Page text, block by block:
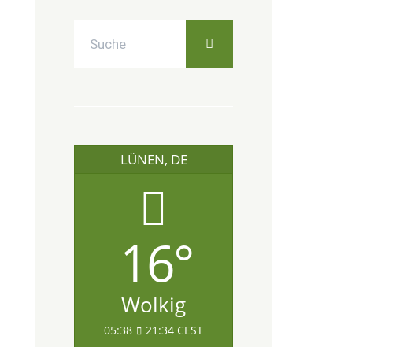
LÜNEN, DE
16°
Wolkig
05:38 21:34 CEST